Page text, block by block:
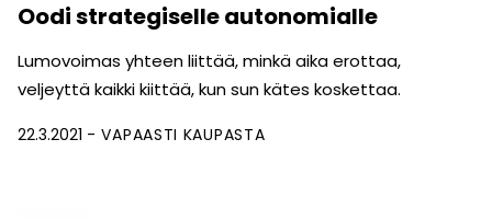
Oodi strategiselle autonomialle
Lumovoimas yhteen liittää, minkä aika erottaa,
veljeyttä kaikki kiittää, kun sun kätes koskettaa.
22.3.2021 VAPAASTI KAUPASTA